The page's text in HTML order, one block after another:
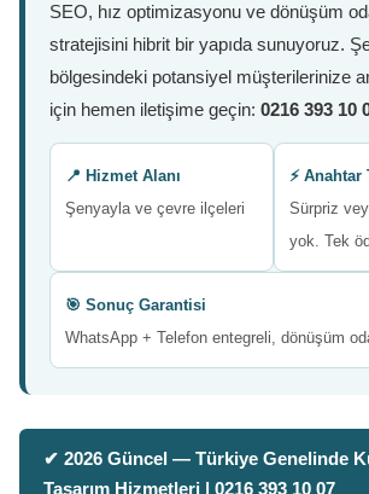
SEO, hız optimizasyonu ve dönüşüm
stratejisini hibrit bir yapıda sunuyoruz.
bölgesindeki potansiyel müşterilerinize
için hemen iletişime geçin: 0216 393 10
📍 Hizmet Alanı
Şenyayla ve çevre ilçeleri
⚡ Anahtar
Sürpriz
yok. Tek
🎯 Sonuç Garantisi
WhatsApp + Telefon entegreli, dönüşüm
✔ 2026 Güncel — Türkiye Genelinde
Tasarım Hizmetleri | 0216 393 10 07